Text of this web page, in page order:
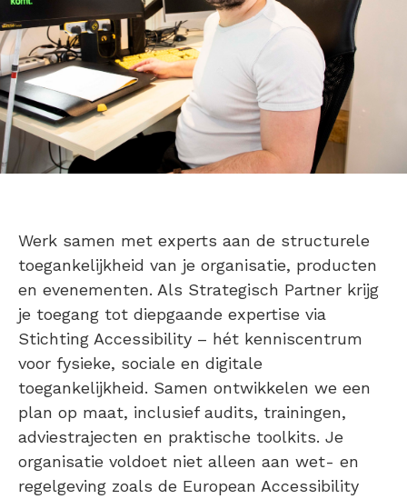
Werk samen met experts aan de structurele
toegankelijkheid van je organisatie, producten
en evenementen. Als Strategisch Partner krijg
je toegang tot diepgaande expertise via
Stichting Accessibility – hét kenniscentrum
voor fysieke, sociale en digitale
toegankelijkheid. Samen ontwikkelen we een
plan op maat, inclusief audits, trainingen,
adviestrajecten en praktische toolkits. Je
organisatie voldoet niet alleen aan wet- en
regelgeving zoals de European Accessibility